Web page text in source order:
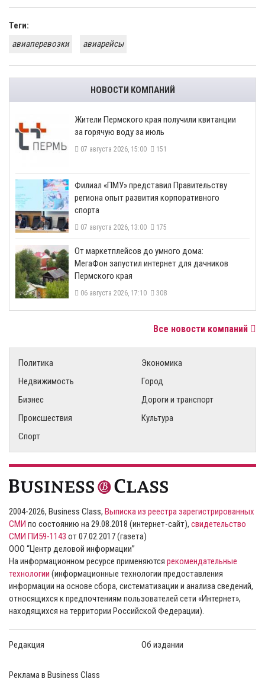
Теги:
авиаперевозки
авиарейсы
НОВОСТИ КОМПАНИЙ
​Жители Пермского края получили квитанции
за горячую воду за июль
07 августа 2026, 15:00 151
​Филиал «ПМУ» представил Правительству
региона опыт развития корпоративного
спорта
07 августа 2026, 13:00 175
От маркетплейсов до умного дома:
МегаФон запустил интернет для дачников
Пермского края
06 августа 2026, 17:10 308
Все новости компаний
Политика
Экономика
Недвижимость
Город
Бизнес
Дороги и транспорт
Происшествия
Культура
Спорт
2004-2026, Business Class, Выписка из реестра зарегистрированных
СМИ по состоянию на 29.08.2018 (интернет-сайт), свидетельство
СМИ ПИ59-1143 от 07.02.2017 (газета)
ООО “Центр деловой информации”
На информационном ресурсе применяются рекомендательные
технологии (информационные технологии предоставления
информации на основе сбора, систематизации и анализа сведений,
относящихся к предпочтениям пользователей сети «Интернет»,
находящихся на территории Российской Федерации).
Редакция Об издании
Реклама в Business Class